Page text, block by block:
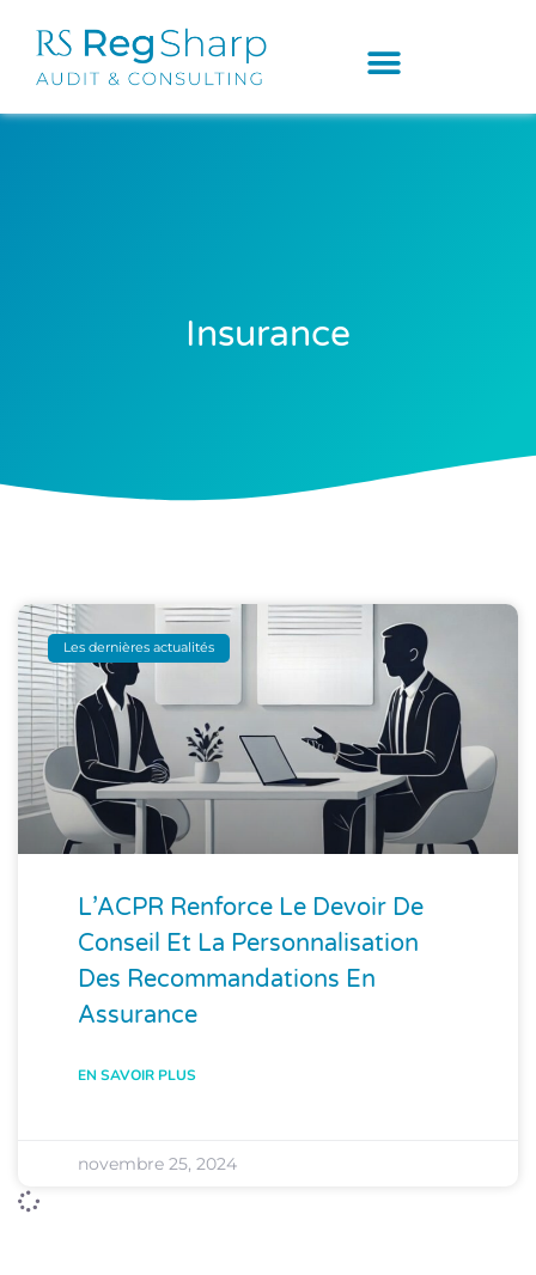
Insurance
Les dernières actualités
L’ACPR Renforce Le Devoir De
Conseil Et La Personnalisation
Des Recommandations En
Assurance
EN SAVOIR PLUS
novembre 25, 2024